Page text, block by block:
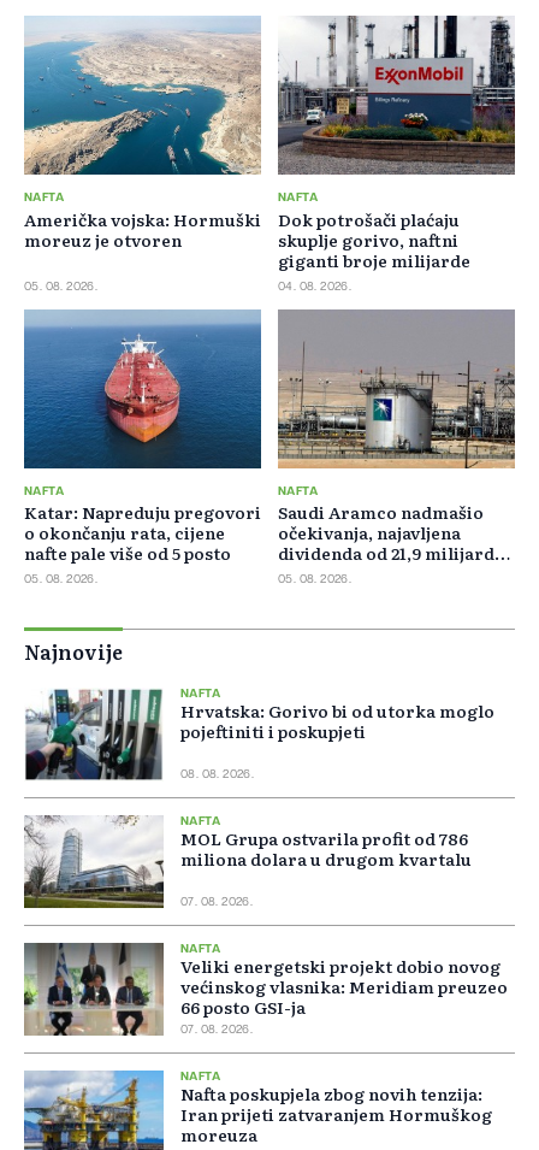
NAFTA
Američka vojska: Hormuški
moreuz je otvoren
05. 08. 2026.
NAFTA
Dok potrošači plaćaju
skuplje gorivo, naftni
giganti broje milijarde
04. 08. 2026.
NAFTA
Katar: Napreduju pregovori
o okončanju rata, cijene
nafte pale više od 5 posto
05. 08. 2026.
NAFTA
Saudi Aramco nadmašio
očekivanja, najavljena
dividenda od 21,9 milijardi
dolara
05. 08. 2026.
Najnovije
NAFTA
Hrvatska: Gorivo bi od utorka moglo
pojeftiniti i poskupjeti
08. 08. 2026.
NAFTA
MOL Grupa ostvarila profit od 786
miliona dolara u drugom kvartalu
07. 08. 2026.
NAFTA
Veliki energetski projekt dobio novog
većinskog vlasnika: Meridiam preuzeo
66 posto GSI-ja
07. 08. 2026.
NAFTA
Nafta poskupjela zbog novih tenzija:
Iran prijeti zatvaranjem Hormuškog
moreuza